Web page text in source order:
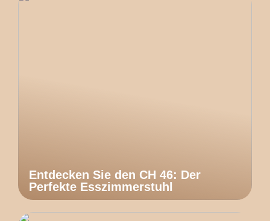
Entdecken Sie den CH 46: Der
Perfekte Esszimmerstuhl